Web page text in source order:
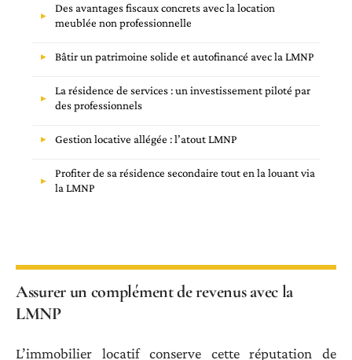
Des avantages fiscaux concrets avec la location
meublée non professionnelle
Bâtir un patrimoine solide et autofinancé avec la LMNP
La résidence de services : un investissement piloté par
des professionnels
Gestion locative allégée : l’atout LMNP
Profiter de sa résidence secondaire tout en la louant via
la LMNP
Assurer un complément de revenus avec la
LMNP
L’immobilier locatif conserve cette réputation de